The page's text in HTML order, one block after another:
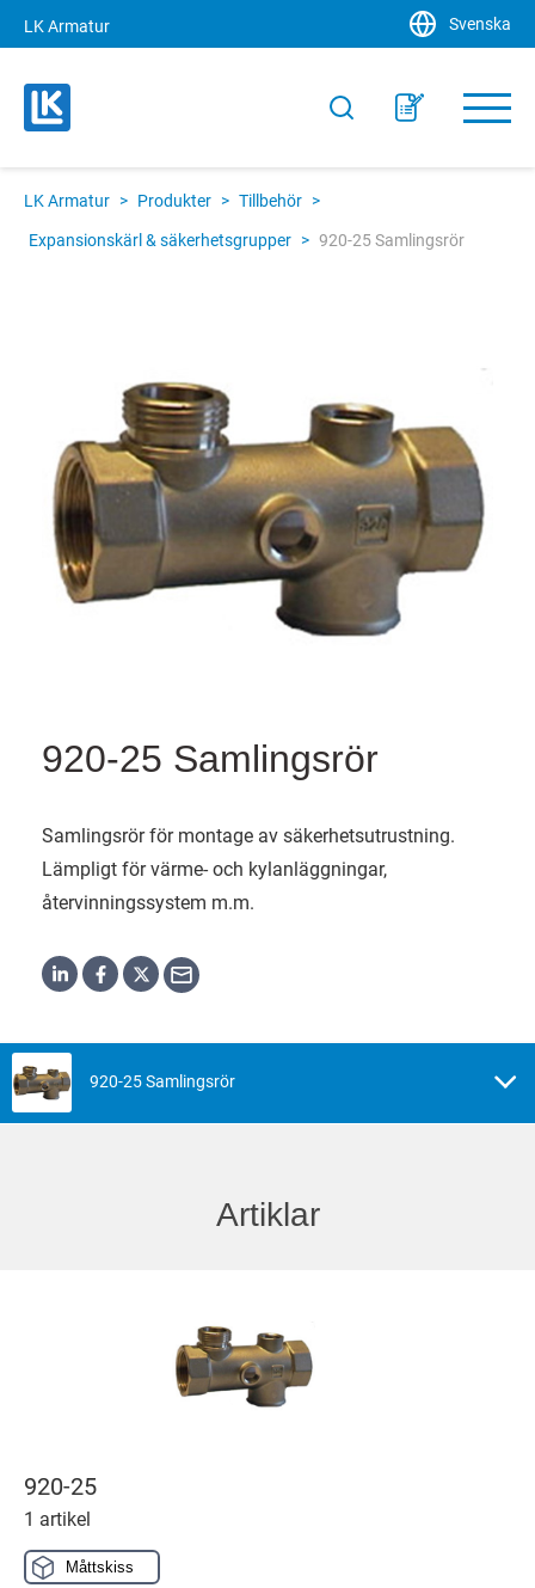
LK Armatur Svenska
LK Armatur > Produkter > Tillbehör >
Expansionskärl & säkerhetsgrupper > 920-25 Samlingsrör
920-25 Samlingsrör
Samlingsrör för montage av säkerhetsutrustning.
Lämpligt för värme- och kylanläggningar,
återvinningssystem m.m.
920-25 Samlingsrör
Artiklar
920-25
1 artikel
Måttskiss